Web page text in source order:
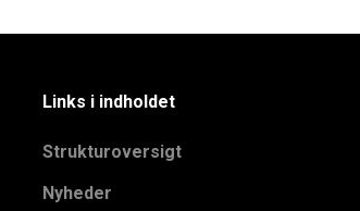
Links i indholdet
Strukturoversigt
Nyheder